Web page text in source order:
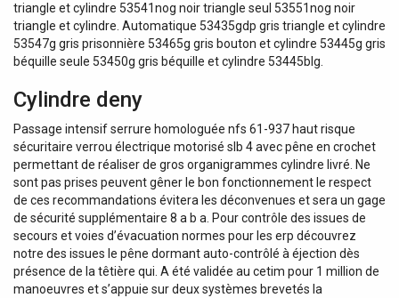
triangle et cylindre 53541nog noir triangle seul 53551nog noir
triangle et cylindre. Automatique 53435gdp gris triangle et cylindre
53547g gris prisonnière 53465g gris bouton et cylindre 53445g gris
béquille seule 53450g gris béquille et cylindre 53445blg.
Cylindre deny
Passage intensif serrure homologuée nfs 61-937 haut risque
sécuritaire verrou électrique motorisé slb 4 avec pêne en crochet
permettant de réaliser de gros organigrammes cylindre livré. Ne
sont pas prises peuvent gêner le bon fonctionnement le respect
de ces recommandations évitera les déconvenues et sera un gage
de sécurité supplémentaire 8 a b a. Pour contrôle des issues de
secours et voies d’évacuation normes pour les erp découvrez
notre des issues le pêne dormant auto-contrôlé à éjection dès
présence de la têtière qui. A été validée au cetim pour 1 million de
manoeuvres et s’appuie sur deux systèmes brevetés la